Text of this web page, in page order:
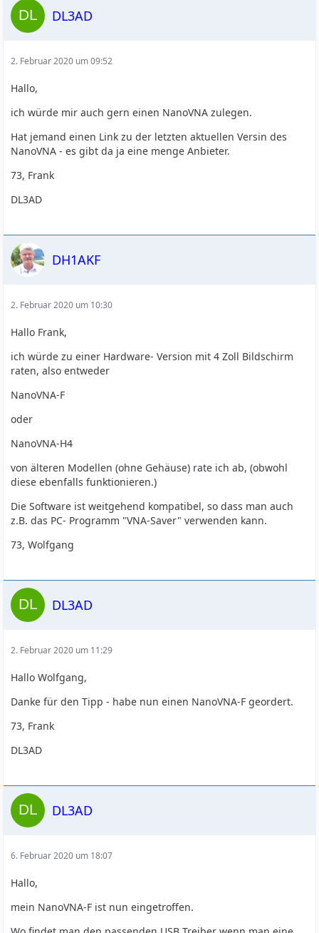
DL3AD
2. Februar 2020 um 09:52
Hallo,
ich würde mir auch gern einen NanoVNA zulegen.
Hat jemand einen Link zu der letzten aktuellen Versin des
NanoVNA - es gibt da ja eine menge Anbieter.
73, Frank
DL3AD
DH1AKF
2. Februar 2020 um 10:30
Hallo Frank,
ich würde zu einer Hardware- Version mit 4 Zoll Bildschirm
raten, also entweder
NanoVNA-F
oder
NanoVNA-H4
von älteren Modellen (ohne Gehäuse) rate ich ab, (obwohl
diese ebenfalls funktionieren.)
Die Software ist weitgehend kompatibel, so dass man auch
z.B. das PC- Programm "VNA-Saver" verwenden kann.
73, Wolfgang
DL3AD
2. Februar 2020 um 11:29
Hallo Wolfgang,
Danke für den Tipp - habe nun einen NanoVNA-F geordert.
73, Frank
DL3AD
DL3AD
6. Februar 2020 um 18:07
Hallo,
mein NanoVNA-F ist nun eingetroffen.